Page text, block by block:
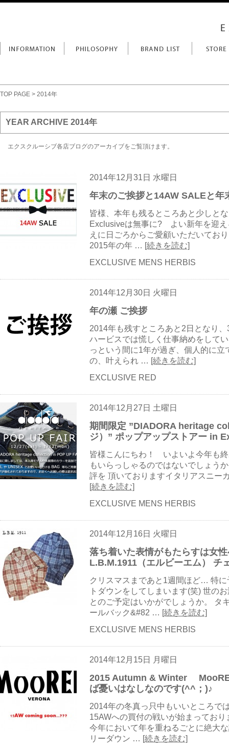
TOP PAGE > 2014年
YEAR ARCHIVE 2014年
エクスクルーシブ各店ブログのアーカイブをご覧頂けます。
2014年12月31日 水曜日
年末のご挨拶と14AW SALEと年
皆様、本年も残るところあと少しと
Exclusiveは無事に? よい新年を迎え
えに日ごろからご愛顧いただいてお
2015年の年 … [続きを読む]
EXCLUSIVE MENS HERBIS
2014年12月30日 火曜日
年の瀬 ご挨拶
2014年も残すところあと2日となり
ハービスでは慌しく仕事納めをして
っという間に1年が過ぎ、個人的に
の、叶えられ … [続きを読む]
EXCLUSIVE RED
2014年12月27日 土曜日
期間限定 ”DIADORA heritage
ジ）” ポップアップストアー in
皆様こんにちわ！ いよいよ今年も
もいらっしゃるのではないでしょう
評を 頂いておりますイタリアスニー
[続きを読む]
EXCLUSIVE MENS HERBIS
2014年12月16日 火曜日
落ち着いた表情がもたらすは女
L.B.M.1911（エルビーエム） チ
クリスマスまであと1週間ほど… 特
トダウンをしてしまいます(笑) 世の
とのご予定はいかがでしょうか。 タ
ールバック&#82 … [続きを読む]
EXCLUSIVE MENS HERBIS
2014年12月15日 月曜日
2015 Autumn & Winter
ば憂いはなしなのです(^^；)♪
2014年の冬真っ只中もいいところで
15AWへの買付の戦いが始まってお
今年において年を重ねるごとに絶大
リーダウン … [続きを読む]